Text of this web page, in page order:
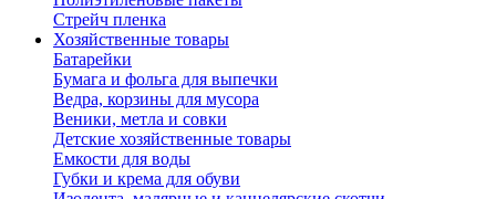
Стрейч пленка
Хозяйственные товары
Батарейки
Бумага и фольга для выпечки
Ведра, корзины для мусора
Веники, метла и совки
Детские хозяйственные товары
Емкости для воды
Губки и крема для обуви